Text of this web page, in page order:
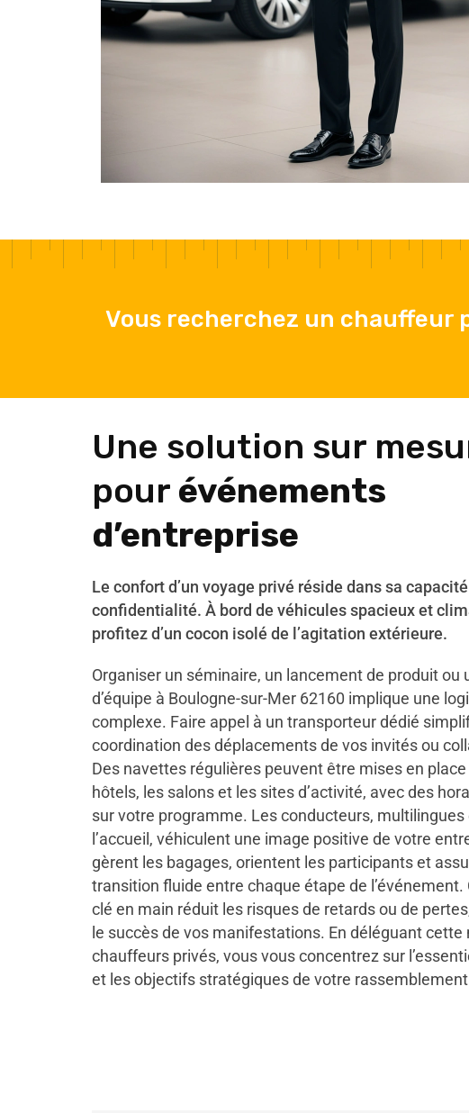
Vous recherchez un chauffeur
Une solution sur
pour événements
d’entreprise
Le confort d’un voyage privé réside dans sa
confidentialité. À bord de véhicules spacieux et
profitez d’un cocon isolé de l’agitation extérieure.
Organiser un séminaire, un lancement de produit ou
d’équipe à Boulogne-sur-Mer 62160 implique une
complexe. Faire appel à un transporteur dédié
coordination des déplacements de vos invités ou
Des navettes régulières peuvent être mises en
hôtels, les salons et les sites d’activité, avec des
sur votre programme. Les conducteurs, multilingues
l’accueil, véhiculent une image positive de votre
gèrent les bagages, orientent les participants et
transition fluide entre chaque étape de
clé en main réduit les risques de retards ou de
le succès de vos manifestations. En déléguant cette
chauffeurs privés, vous vous concentrez sur
et les objectifs stratégiques de votre